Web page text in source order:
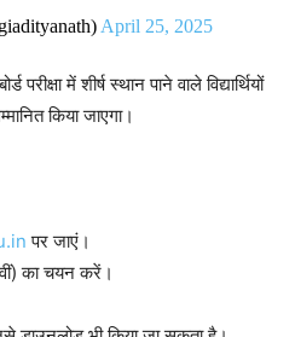
April 25, 2025
में शीर्ष स्थान पाने वाले विद्यार्थियों
किया जाएगा।
पर जाएं।
का चयन करें।